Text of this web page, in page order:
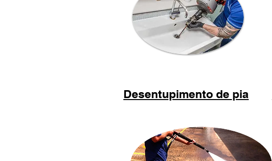
Desentupimento de pia